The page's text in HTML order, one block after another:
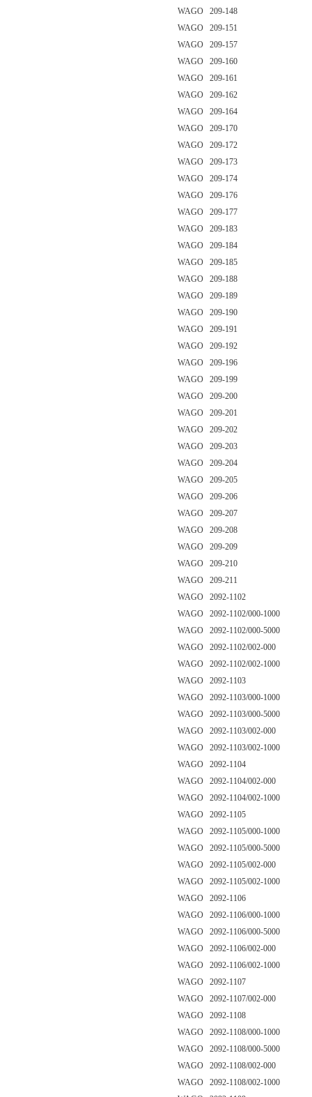
WAGO 209-148
WAGO 209-151
WAGO 209-157
WAGO 209-160
WAGO 209-161
WAGO 209-162
WAGO 209-164
WAGO 209-170
WAGO 209-172
WAGO 209-173
WAGO 209-174
WAGO 209-176
WAGO 209-177
WAGO 209-183
WAGO 209-184
WAGO 209-185
WAGO 209-188
WAGO 209-189
WAGO 209-190
WAGO 209-191
WAGO 209-192
WAGO 209-196
WAGO 209-199
WAGO 209-200
WAGO 209-201
WAGO 209-202
WAGO 209-203
WAGO 209-204
WAGO 209-205
WAGO 209-206
WAGO 209-207
WAGO 209-208
WAGO 209-209
WAGO 209-210
WAGO 209-211
WAGO 2092-1102
WAGO 2092-1102/000-1000
WAGO 2092-1102/000-5000
WAGO 2092-1102/002-000
WAGO 2092-1102/002-1000
WAGO 2092-1103
WAGO 2092-1103/000-1000
WAGO 2092-1103/000-5000
WAGO 2092-1103/002-000
WAGO 2092-1103/002-1000
WAGO 2092-1104
WAGO 2092-1104/002-000
WAGO 2092-1104/002-1000
WAGO 2092-1105
WAGO 2092-1105/000-1000
WAGO 2092-1105/000-5000
WAGO 2092-1105/002-000
WAGO 2092-1105/002-1000
WAGO 2092-1106
WAGO 2092-1106/000-1000
WAGO 2092-1106/000-5000
WAGO 2092-1106/002-000
WAGO 2092-1106/002-1000
WAGO 2092-1107
WAGO 2092-1107/002-000
WAGO 2092-1108
WAGO 2092-1108/000-1000
WAGO 2092-1108/000-5000
WAGO 2092-1108/002-000
WAGO 2092-1108/002-1000